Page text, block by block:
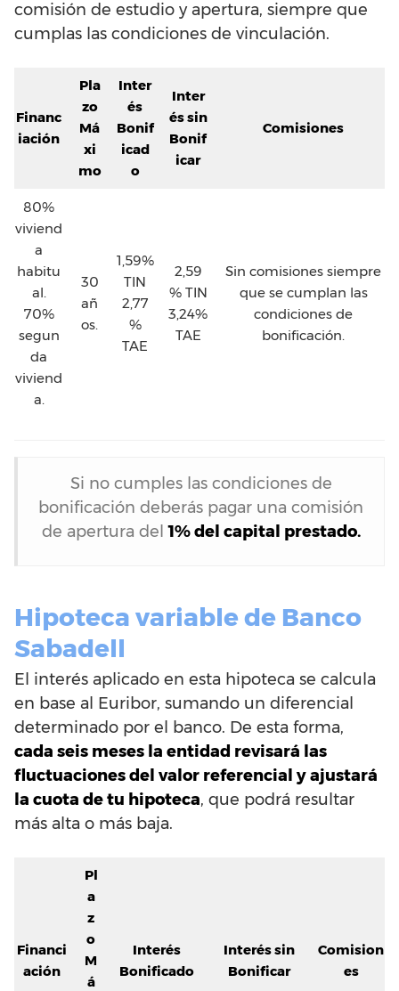
comisión de estudio y apertura, siempre que
cumplas las condiciones de vinculación.
Financ
iación
Pla
zo
Má
xi
mo
Inter
és
Bonif
icad
o
Inter
és sin
Bonif
icar
Comisiones
80%
viviend
a
habitu
al.
70%
segun
da
viviend
a.
30
añ
os.
1,59%
TIN
2,77
%
TAE
2,59
% TIN
3,24%
TAE
Sin comisiones siempre
que se cumplan las
condiciones de
bonificación.
Si no cumples las condiciones de
bonificación deberás pagar una comisión
de apertura del1% del capital prestado.
Hipoteca variable de Banco
Sabadell
El interés aplicado en esta hipoteca se calcula
en base al Euribor, sumando un diferencial
determinado por el banco. De esta forma,
cada seis meses la entidad revisará las
fluctuaciones del valor referencial y ajustará
la cuota de tu hipoteca, que podrá resultar
más alta o más baja.
Financi
ación
Pl
a
z
o
M
á
Interés
Bonificado
Interés sin
Bonificar
Comision
es